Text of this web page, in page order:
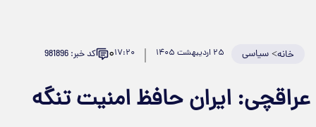
خانه>سیاسی ۲۵ اردیبهشت ۱۴۰۵ ۱۷:۲۰۰ کد خبر: 981896
عراقچی: ایران حافظ امنیت تنگه